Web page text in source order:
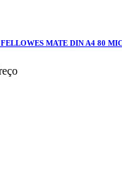
MATE DIN A4 80